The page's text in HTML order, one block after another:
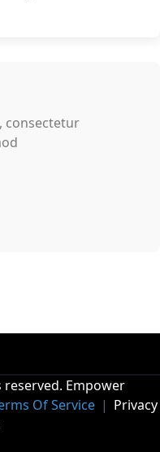
consectetur
Empower
Of Service | Privacy